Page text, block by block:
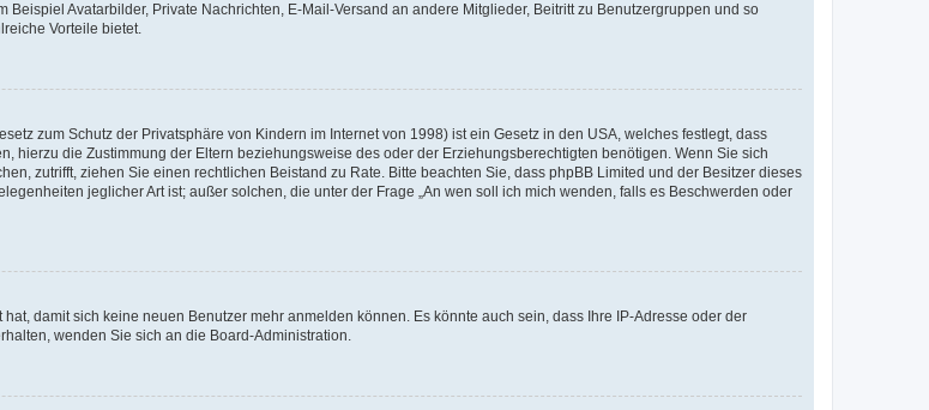
Avatarbilder, Private Nachrichten, E-Mail-Versand an andere Mitglieder, Beitritt zu Benutzergruppen und so
Vorteile bietet.
zum Schutz der Privatsphäre von Kindern im Internet von 1998) ist ein Gesetz in den USA, welches festlegt, dass
hierzu die Zustimmung der Eltern beziehungsweise des oder der Erziehungsberechtigten benötigen. Wenn Sie sich
zutrifft, ziehen Sie einen rechtlichen Beistand zu Rate. Bitte beachten Sie, dass phpBB Limited und der Besitzer dieses
jeglicher Art ist; außer solchen, die unter der Frage „An wen soll ich mich wenden, falls es Beschwerden oder
damit sich keine neuen Benutzer mehr anmelden können. Es könnte auch sein, dass Ihre IP-Adresse oder der
wenden Sie sich an die Board-Administration.